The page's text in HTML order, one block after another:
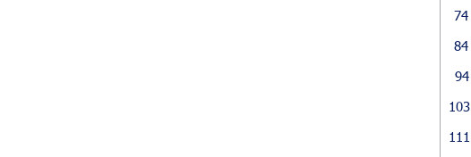
74
84
94
103
111